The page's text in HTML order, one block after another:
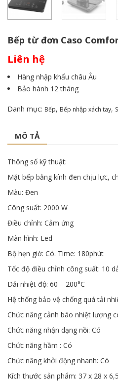
Bếp từ đơn Caso
Liên hệ
Hàng nhập khẩu châu Âu
Bảo hành 12 tháng
Danh mục: Bếp, Bếp nhập xách tay,
MÔ TẢ
Thông số kỹ thuật:
Mặt bếp bằng kính đen chịu lực,
Màu: Đen
Công suất: 2000 W
Điều chỉnh: Cảm ứng
Màn hình: Led
Bộ hẹn giờ: Có. Time: 180phút
Tốc độ điều chỉnh công suất: 10
Dải nhiệt độ: 60 – 200°C
Hệ thống bảo vệ chống quá tải
Chức năng cảnh báo nhiệt lượng
Chức năng nhận dạng nồi: Có
Chức năng hầm : Có
Chức năng khởi động nhanh: Có
Kích thước sản phẩm: 37 x 28 x